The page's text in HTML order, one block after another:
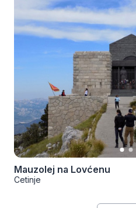
Mauzolej na Lovćenu
Cetinje